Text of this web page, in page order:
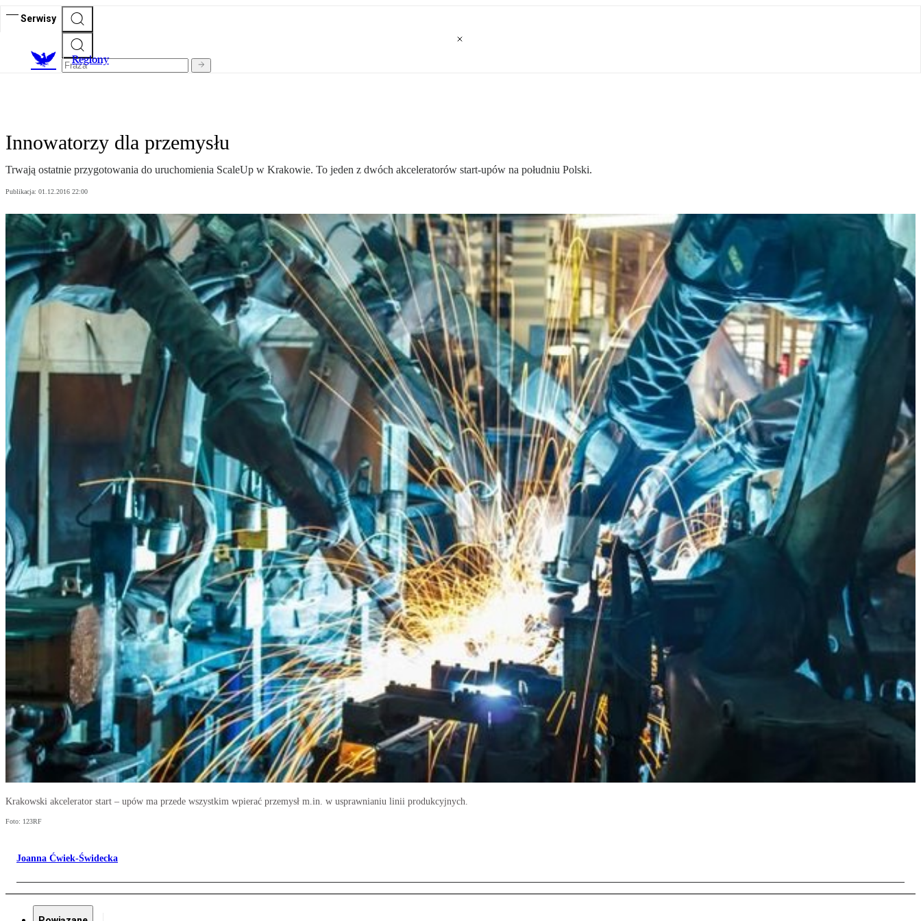
Serwisy
Regiony
Innowatorzy dla przemysłu
Trwają ostatnie przygotowania do uruchomienia ScaleUp w Krakowie. To jeden z dwóch akceleratorów start-upów na południu Polski.
Publikacja: 01.12.2016 22:00
Krakowski akcelerator start – upów ma przede wszystkim wpierać przemysł m.in. w usprawnianiu linii produkcyjnych.
Foto: 123RF
Joanna Ćwiek-Świdecka